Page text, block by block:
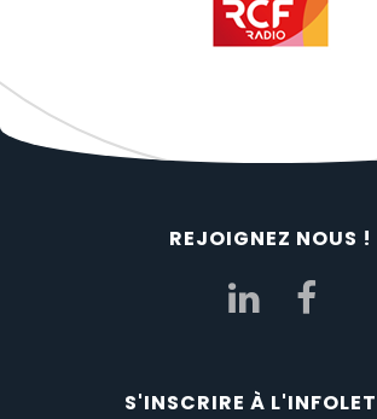
REJOIGNEZ NOUS !
S'INSCRIRE À